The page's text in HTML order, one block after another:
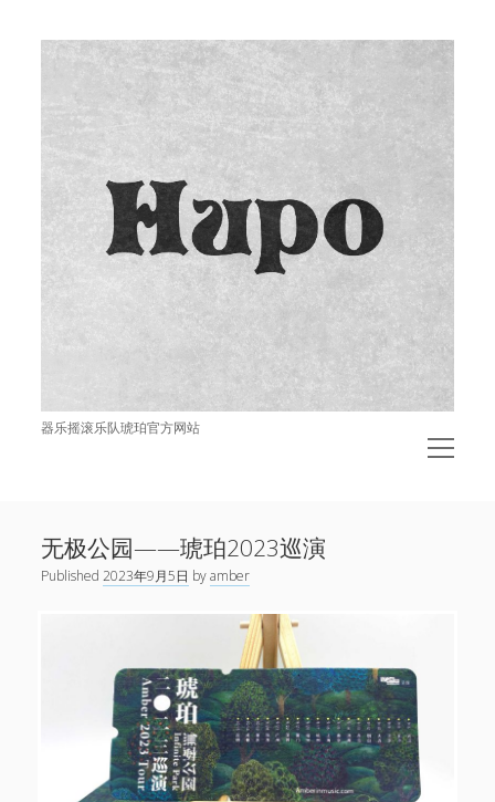
琥
器乐摇滚乐队琥珀官方网站
open
menu
演出
open
menu
音乐
open
Facebook
无极公园——琥珀2023巡演
Published2023年9月5日 byamber